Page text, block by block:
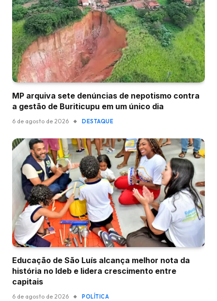
MP arquiva sete denúncias de nepotismo contra
a gestão de Buriticupu em um único dia
6 de agosto de 2026 DESTAQUE
Educação de São Luís alcança melhor nota da
história no Ideb e lidera crescimento entre
capitais
6 de agosto de 2026 POLÍTICA